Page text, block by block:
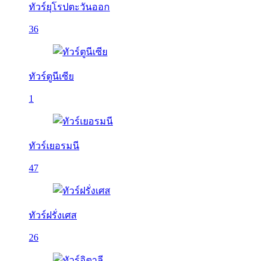
ทัวร์ยุโรปตะวันออก
36
ทัวร์ตูนีเซีย
1
ทัวร์เยอรมนี
47
ทัวร์ฝรั่งเศส
26